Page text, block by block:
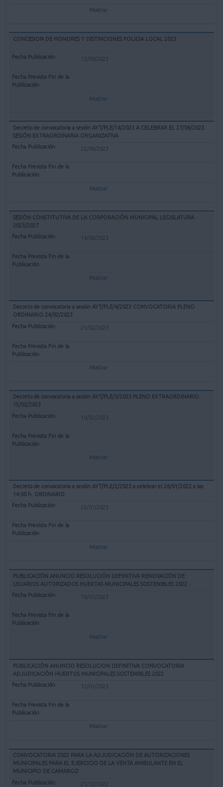
Mostrar
CONCESION DE HONORES Y DISTINCIONES POLICIA LOCAL 2023
12/09/2023
Mostrar
Decreto de convocatoria a sesión AYT/PLE/14/2023 A CELEBRAR EL 27/06/2023.
SESIÓN EXTRAORDINARIA ORGANIZATIVA
22/06/2023
Mostrar
SESIÓN CONSTITUTIVA DE LA CORPORACIÓN MUNICIPAL LEGISLATURA
2023/2027
14/06/2023
Mostrar
Decreto de convocatoria a sesión AYT/PLE/4/2023 CONVOCATORIA PLENO
ORDINARIO 24/02/2023
21/02/2023
Mostrar
Decreto de convocatoria a sesión AYT/PLE/3/2023 PLENO EXTRAORDINARIO
15/02/2023
10/02/2023
Mostrar
Decreto de convocatoria a sesión AYT/PLE/2/2023 a celebrar el 26/01/2022 a las
14:00 h. ORDINARIO
23/01/2023
Mostrar
PUBLICACIÓN ANUNCIO RESOLUCIÓN DEFINITIVA RENOVACIÓN DE
USUARIOS AUTORIZADOS HUERTAS MUNICIPALES SOSTENIBLES 2022
19/01/2023
Mostrar
PUBLICACIÓN ANUNCIO RESOLUCION DEFINITIVA CONVOCATORIA
ADJUDICACIÓN HUERTOS MUNICIPALES SOSTENIBLES 2022
12/01/2023
Mostrar
CONVOCATORIA 2022 PARA LA ADJUDICACIÓN DE AUTORIZACIONES
MUNICIPALES PARA EL EJERCICIO DE LA VENTA AMBULANTE EN EL
MUNICIPIO DE CAMARGO
21/12/2022